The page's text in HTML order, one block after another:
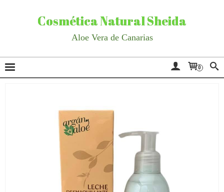
Cosmética Natural Sheida
Aloe Vera de Canarias
0